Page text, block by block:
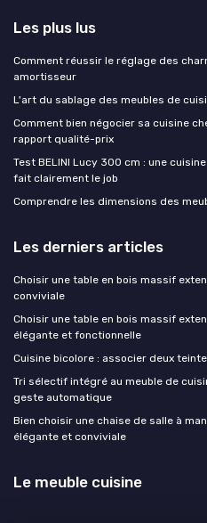
Les plus lus
Comment réussir le réglage des
amortisseur
L'art du sablage des meubles de
Comment bien négocier sa cuisine
rapport qualité-prix
Test BELINI Lucy 300 cm : une
fait clairement le job
Comprendre les dimensions des
Les derniers articles
Choisir une table en bois massif
conviviale
Choisir une table en bois massif
élégante et fonctionnelle
Cuisine bicolore : associer deux
Tri sélectif intégré au meuble de
geste automatique
Bien choisir une chaise de salle à
élégante et conviviale
Le meuble cuisine